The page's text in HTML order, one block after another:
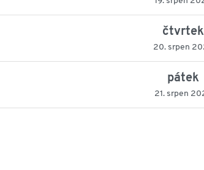
čtvrtek
20. srpen
pátek
21. srpen